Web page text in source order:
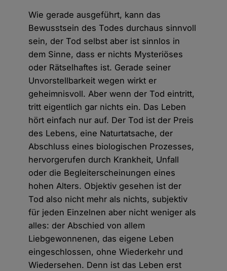
Wie gerade ausgeführt, kann das
Bewusstsein des Todes durchaus sinnvoll
sein, der Tod selbst aber ist sinnlos in
dem Sinne, dass er nichts Mysteriöses
oder Rätselhaftes ist. Gerade seiner
Unvorstellbarkeit wegen wirkt er
geheimnisvoll. Aber wenn der Tod eintritt,
tritt eigentlich gar nichts ein. Das Leben
hört einfach nur auf. Der Tod ist der Preis
des Lebens, eine Naturtatsache, der
Abschluss eines biologischen Prozesses,
hervorgerufen durch Krankheit, Unfall
oder die Begleiterscheinungen eines
hohen Alters. Objektiv gesehen ist der
Tod also nicht mehr als nichts, subjektiv
für jeden Einzelnen aber nicht weniger als
alles: der Abschied von allem
Liebgewonnenen, das eigene Leben
eingeschlossen, ohne Wiederkehr und
Wiedersehen. Denn ist das Leben erst